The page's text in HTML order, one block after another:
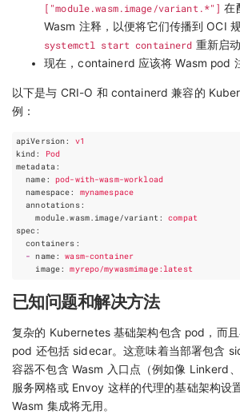
["module.wasm.image/variant.*"] 在
Wasm 注释，以便将它们传播到 OCI
systemctl start containerd 重新启
现在，containerd 应该将 Wasm pod
以下是与 CRI-O 和 containerd 兼容的
例：
apiVersion:
v1
kind :
Pod
metadata:
name:
pod-with-wasm-workload
namespace:
mynamespace
annotations:
module.wasm.image/variant :
compat
spec :
containers :
- name:
wasm-container
image: myrepo/mywasmimage:latest
已知问题和解决方法
复杂的 Kubernetes 基础架构包含 pod，而
pod 还包括 sidecar。这意味着当部署包含
容器不包含 Wasm 入口点（例如像 Linkerd
服务网格或 Envoy 这样的代理的基础架构设
Wasm 集成将无用。